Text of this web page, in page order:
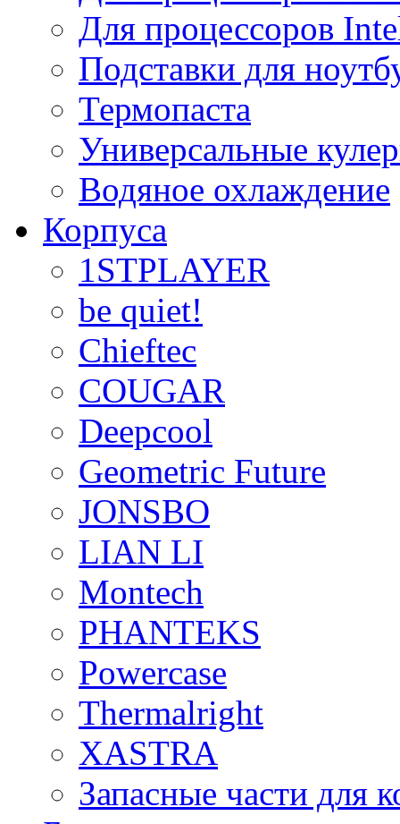
Для процессоров
Подставки для
Термопаста
Универсальные
Водяное охлаждение
Корпуса
1STPLAYER
be quiet!
Chieftec
COUGAR
Deepcool
Geometric Future
JONSBO
LIAN LI
Montech
PHANTEKS
Powercase
Thermalright
XASTRA
Запасные части для